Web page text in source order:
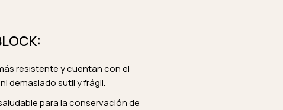
resistente y cuentan con el
demasiado sutil y frágil.
para la conservación de